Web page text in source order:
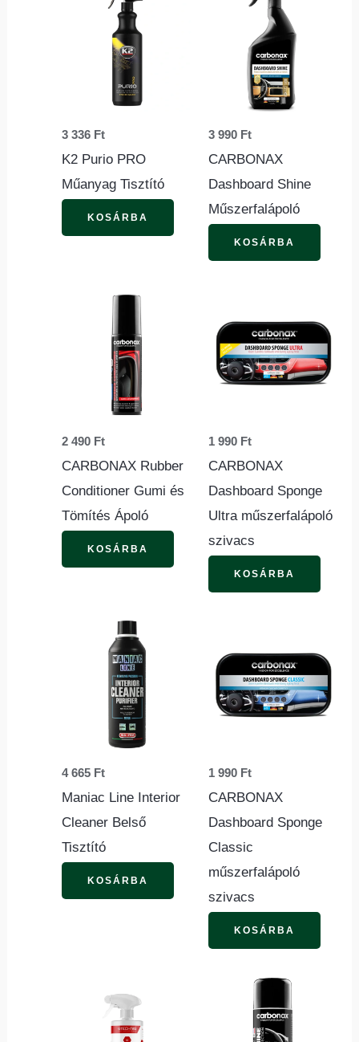
3 336 Ft
K2 Purio PRO
Műanyag Tisztító
KOSÁRBA
3 990 Ft
CARBONAX
Dashboard Shine
Műszerfalápoló
KOSÁRBA
2 490 Ft
CARBONAX Rubber
Conditioner Gumi és
Tömítés Ápoló
KOSÁRBA
1 990 Ft
CARBONAX
Dashboard Sponge
Ultra műszerfalápoló
szivacs
KOSÁRBA
4 665 Ft
Maniac Line Interior
Cleaner Belső
Tisztító
KOSÁRBA
1 990 Ft
CARBONAX
Dashboard Sponge
Classic
műszerfalápoló
szivacs
KOSÁRBA